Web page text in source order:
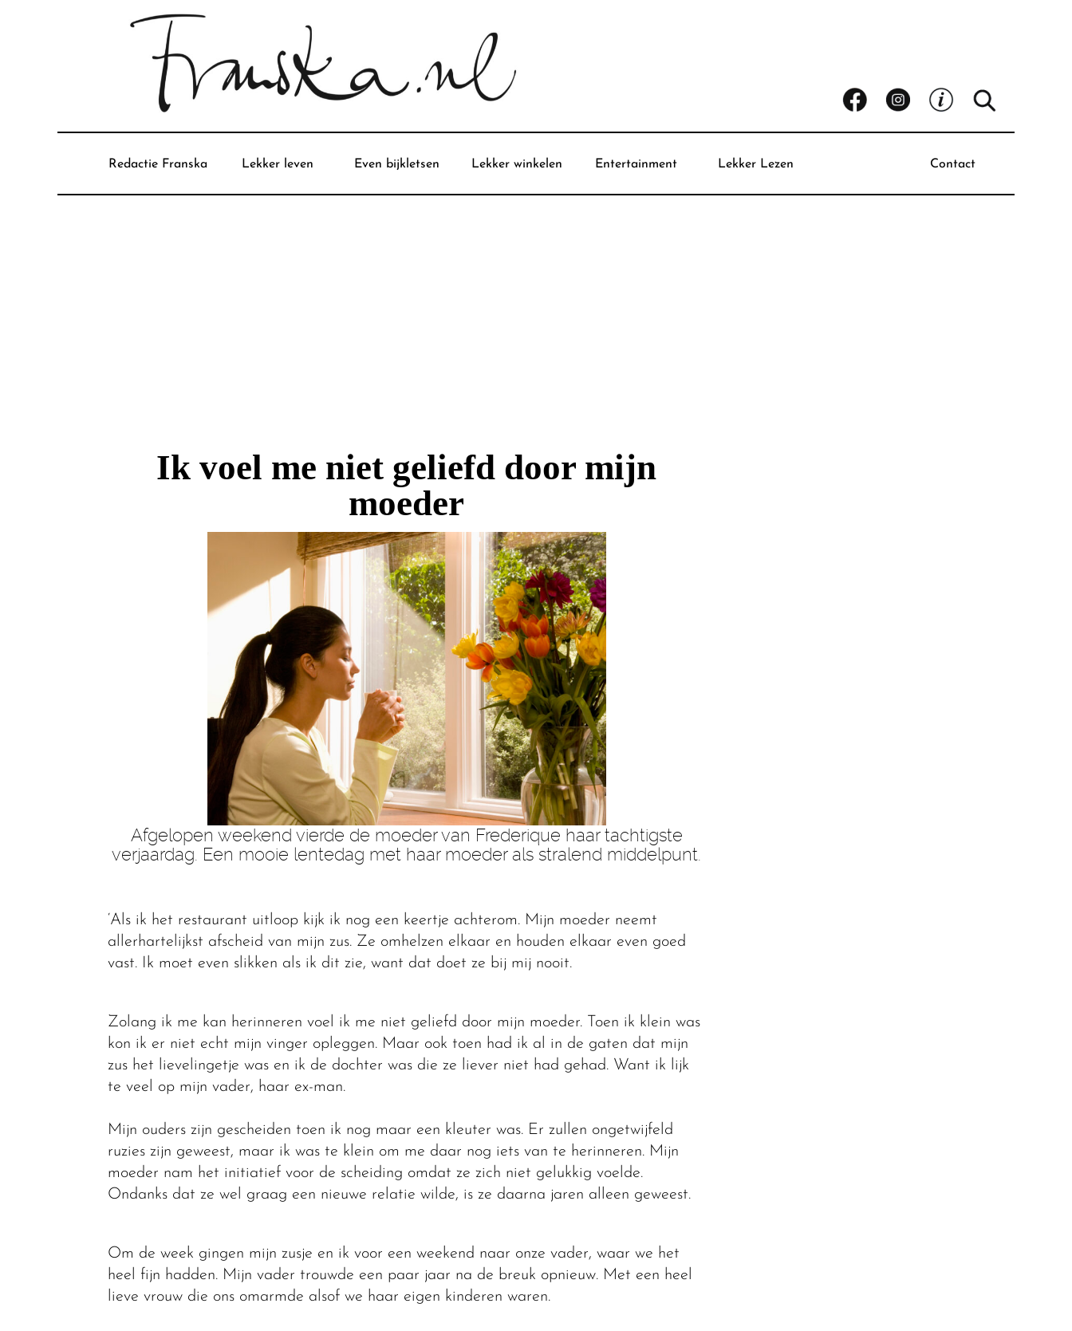
Redactie Franska Lekker leven Even bijkletsen Lekker winkelen Entertainment Lekker Lezen Contact
Ik voel me niet geliefd door mijn
moeder
Afgelopen weekend vierde de moeder van Frederique haar tachtigste
verjaardag. Een mooie lentedag met haar moeder als stralend middelpunt.
‘Als ik het restaurant uitloop kijk ik nog een keertje achterom. Mijn moeder neemt
allerhartelijkst afscheid van mijn zus. Ze omhelzen elkaar en houden elkaar even goed
vast. Ik moet even slikken als ik dit zie, want dat doet ze bij mij nooit.
Zolang ik me kan herinneren voel ik me niet geliefd door mijn moeder. Toen ik klein was
kon ik er niet echt mijn vinger opleggen. Maar ook toen had ik al in de gaten dat mijn
zus het lievelingetje was en ik de dochter was die ze liever niet had gehad. Want ik lijk
te veel op mijn vader, haar ex-man.
Mijn ouders zijn gescheiden toen ik nog maar een kleuter was. Er zullen ongetwijfeld
ruzies zijn geweest, maar ik was te klein om me daar nog iets van te herinneren. Mijn
moeder nam het initiatief voor de scheiding omdat ze zich niet gelukkig voelde.
Ondanks dat ze wel graag een nieuwe relatie wilde, is ze daarna jaren alleen geweest.
Om de week gingen mijn zusje en ik voor een weekend naar onze vader, waar we het
heel fijn hadden. Mijn vader trouwde een paar jaar na de breuk opnieuw. Met een heel
lieve vrouw die ons omarmde alsof we haar eigen kinderen waren.